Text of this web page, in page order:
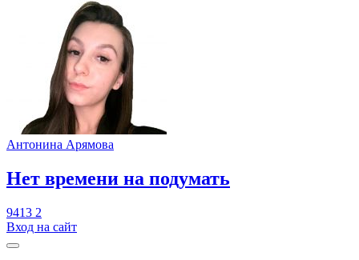
Антонина Арямова
​Нет времени на подумать
9413 2
Вход на сайт